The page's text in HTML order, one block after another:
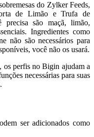
do Zylker Feeds,
de Limão e Trufa de
precisa são maçã, limão,
Ingredientes como
não são necessários para
você não os usará.
os perfis no Bigin ajudam a
necessárias para suas
ser adicionados como